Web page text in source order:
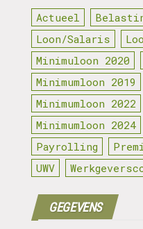
Actueel
Loon/Salaris
Minimuloon 2020
Minimumloon 2019
Minimumloon 2022
Minimumloon 2024
Payrolling
UWV
GEGEVENS